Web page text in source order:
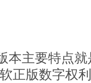
本主要特点
正版数字权